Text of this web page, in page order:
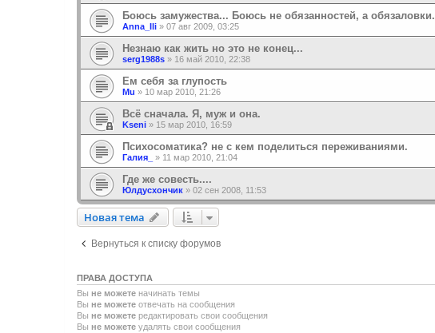
Боюсь замужества... Боюсь не обязанностей, а обязаловки.
Anna_Ili » 07 авг 2009, 03:25
Незнаю как жить но это не конец...
serg1988s » 16 май 2010, 22:38
Ем себя за глупость
Mu » 10 мар 2010, 21:26
Всё сначала. Я, муж и она.
Kseni » 15 мар 2010, 16:59
Психосоматика? не с кем поделиться переживаниями.
Галия_ » 11 мар 2010, 21:04
Где же совесть....
Юлдусхончик » 02 сен 2008, 11:53
Новая тема
Новаятема
Вернуться к списку форумов
ПРАВА ДОСТУПА
Вы не можете начинать темы
Вы не можете отвечать на сообщения
Вы не можете редактировать свои сообщения
Вы не можете удалять свои сообщения